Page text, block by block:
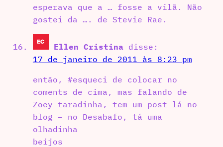
esperava que a … fosse a vilã. Não
gostei da …. de Stevie Rae.
Ellen Cristina disse:
17 de janeiro de 2011 às 8:23 pm
então, #esqueci de colocar no
coments de cima, mas falando de
Zoey taradinha, tem um post lá no
blog – no Desabafo, tá uma
olhadinha
beijos